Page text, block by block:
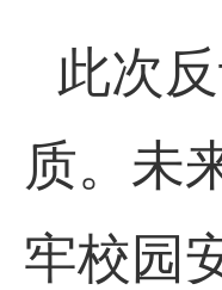
此次
质。未
牢校园